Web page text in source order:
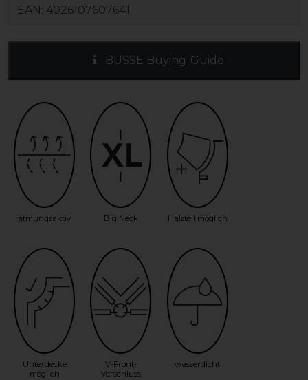
EAN: 4026107607641
BUSSE Buying-Guide
atmungsaktiv Big Neck Halsteil möglich
Unterdecke
möglich
V-Front-
Verschluss
wasserdicht